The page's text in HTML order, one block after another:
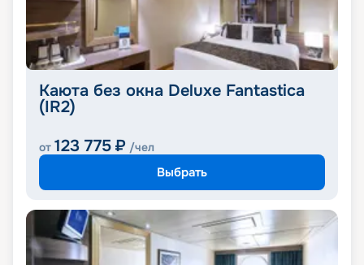
Каюта без окна Deluxe Fantastica
(IR2)
от 123 775 ₽ /чел
Выбрать